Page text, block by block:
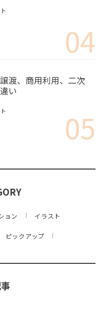
04
渡、商用利用、二次
い
05
ョン イラスト
ピックアップ